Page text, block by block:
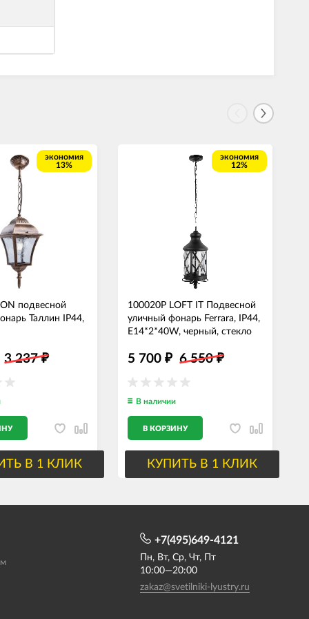
экономия
13%
подвесной
Таллин IP44,
3 237₽
В 1 КЛИК
экономия
12%
100020P LOFT IT Подвесной
уличный фонарь Ferrara, IP44,
E14*2*40W, черный, стекло
5 700 ₽ 6 550₽
В наличии
В КОРЗИНУ
КУПИТЬ В 1 КЛИК
+7(495)649-4121
Пн, Вт, Ср, Чт, Пт
10:00—20:00
zakaz@svetilniki-lyustry.ru